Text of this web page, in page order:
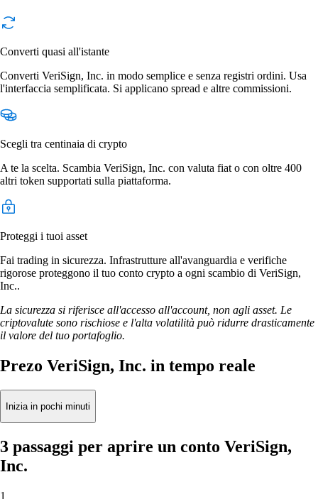
Converti quasi all'istante
Converti VeriSign, Inc. in modo semplice e senza registri ordini. Usa
l'interfaccia semplificata. Si applicano spread e altre commissioni.
Scegli tra centinaia di crypto
A te la scelta. Scambia VeriSign, Inc. con valuta fiat o con oltre 400
altri token supportati sulla piattaforma.
Proteggi i tuoi asset
Fai trading in sicurezza. Infrastrutture all'avanguardia e verifiche
rigorose proteggono il tuo conto crypto a ogni scambio di VeriSign,
Inc..
La sicurezza si riferisce all'accesso all'account, non agli asset. Le
criptovalute sono rischiose e l'alta volatilità può ridurre drasticamente
il valore del tuo portafoglio.
Prezo VeriSign, Inc. in tempo reale
Inizia in pochi minuti
3 passaggi per aprire un conto VeriSign,
Inc.
1